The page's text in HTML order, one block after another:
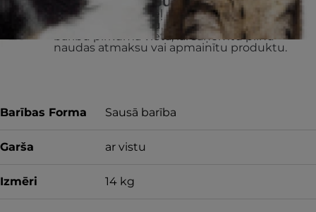
Ja kāda iemesla dēļ neesat apmierināts ar
iegādāto produktu, atgrieziet neizlietoto
barību pirkuma vietā, lai saņemtu pilnu
naudas atmaksu vai apmainītu produktu.
Barības Forma Sausā barība
Garša ar vistu
Izmēri 14 kg